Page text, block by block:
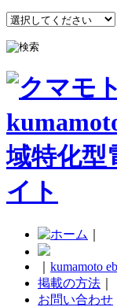
kumamoto
掲載の方法
お問い合わせ